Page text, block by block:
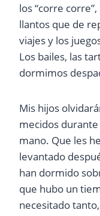
los “corre
llantos que de
viajes y los
Los bailes, las
dormimos
Mis hijos
mecidos
mano. Que les
levantado
han dormido
que hubo un
necesitado